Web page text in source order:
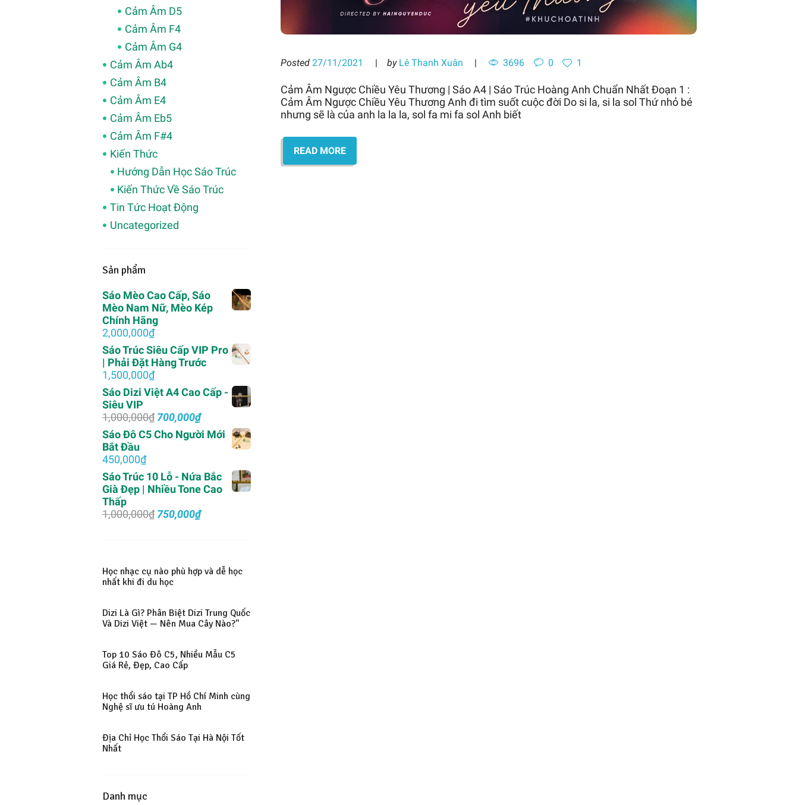
Posted 27/11/2021 by Lê Thanh Xuân 3696 0 1
Cảm Âm Ngược Chiều Yêu Thương | Sáo A4 | Sáo Trúc Hoàng Anh Chuẩn Nhất Đoạn 1 :
Cảm Âm Ngược Chiều Yêu Thương Anh đi tìm suốt cuộc đời Do si la, si la sol Thứ nhỏ bé
nhưng sẽ là của anh la la la, sol fa mi fa sol Anh biết
READ MORE
Cảm Âm D5
Cảm Âm F4
Cảm Âm G4
Cảm Âm Ab4
Cảm Âm B4
Cảm Âm E4
Cảm Âm Eb5
Cảm Âm F#4
Kiến Thức
Hướng Dẫn Học Sáo Trúc
Kiến Thức Về Sáo Trúc
Tin Tức Hoạt Động
Uncategorized
Sản phẩm
Sáo Mèo Cao Cấp, Sáo
Mèo Nam Nữ, Mèo Kép
Chính Hãng
2,000,000₫
Sáo Trúc Siêu Cấp VIP Pro
| Phải Đặt Hàng Trước
1,500,000₫
Sáo Dizi Việt A4 Cao Cấp -
Siêu VIP
1,000,000₫ Giá
gốc
là:
700,000₫Giá
hiện
tại
Sáo Đô C5 Cho Người Mới
Bắt Đầu
450,000₫
Sáo Trúc 10 Lỗ - Nứa Bắc
Già Đẹp | Nhiều Tone Cao
Thấp
1,000,000₫ Giá
750,000₫Giá
750,000₫.
Học nhạc cụ nào phù hợp và dễ học
nhất khi đi du học
Dizi Là Gì? Phân Biệt Dizi Trung Quốc
Và Dizi Việt — Nên Mua Cây Nào?"
Top 10 Sáo Đô C5, Nhiều Mẫu C5
Giá Rẻ, Đẹp, Cao Cấp
Học thổi sáo tại TP Hồ Chí Minh cùng
Nghệ sĩ ưu tú Hoàng Anh
Địa Chỉ Học Thổi Sáo Tại Hà Nội Tốt
Nhất
Danh mục